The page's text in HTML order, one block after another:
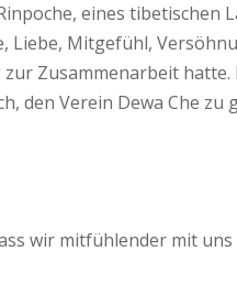
eines
Mitgefühl,
Zusammenarbeit hatte.
den Verein Dewa Che
wir mitfühlender mit